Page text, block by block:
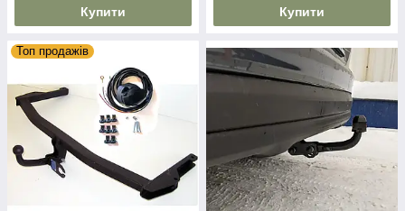
Купити Купити
Топ продажів